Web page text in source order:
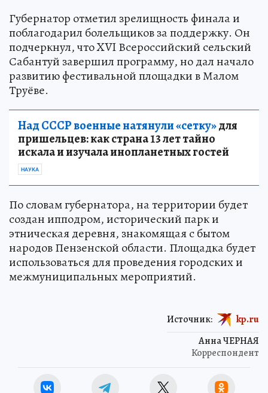
Губернатор отметил зрелищность финала и
поблагодарил болельщиков за поддержку. Он
подчеркнул, что XVI Всероссийский сельский
Сабантуй завершил программу, но дал начало
развитию фестивальной площадки в Малом
Труёве.
Над СССР военные натянули «сетку»для
пришельцев: как страна 13 лет тайно
искала и изучала инопланетных гостей
НАУКА
По словам губернатора, на территории будет
создан ипподром, исторический парк и
этническая деревня, знакомящая с бытом
народов Пензенской области. Площадка будет
использоваться для проведения городских и
межмуниципальных мероприятий.
Анна ЧЕРНАЯ
Корреспондент
Источник: kp.ru